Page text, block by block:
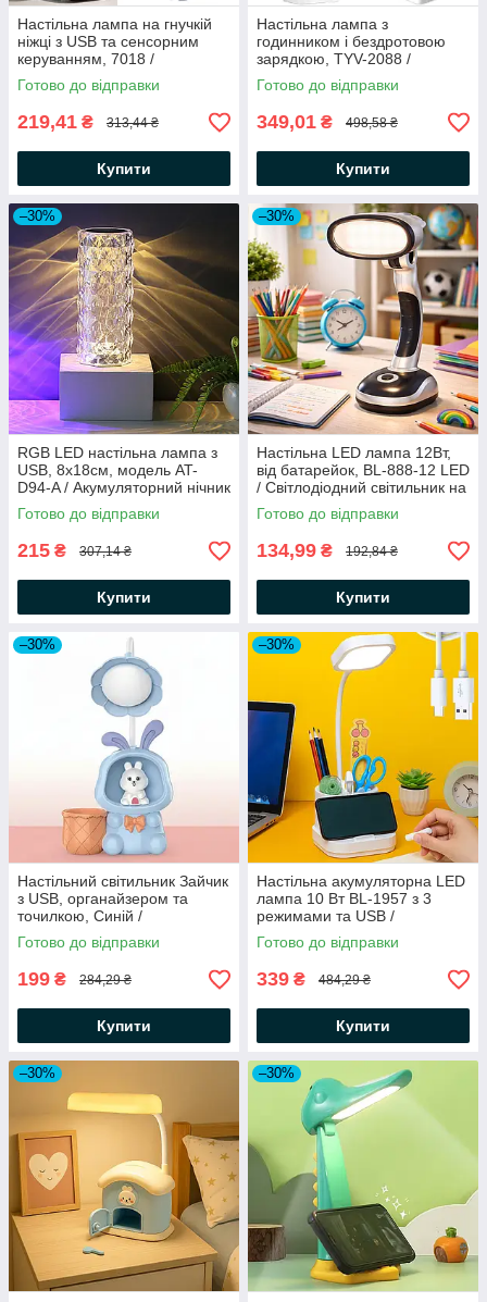
Настільна лампа на гнучкій
ніжці з USB та сенсорним
керуванням, 7018 /
Світлодіодна лампа / Лед
лампа
Готово до відправки
219,41 ₴ 313,44 ₴
Купити
Настільна лампа з
годинником і бездротовою
зарядкою, TYV-2088 /
Складна лампа сенсорна /
Світлодіодна лампа
Готово до відправки
349,01 ₴ 498,58 ₴
Купити
–30%
RGB LED настільна лампа з
USB, 8х18см, модель AT-
D94-A / Акумуляторний нічник
/ Настільний світильник /
Лампа нічник
Готово до відправки
215 ₴ 307,14 ₴
Купити
–30%
Настільна LED лампа 12Вт,
від батарейок, BL-888-12 LED
/ Світлодіодний світильник на
стіл / Настільний ліхтар
Готово до відправки
134,99 ₴ 192,84 ₴
Купити
–30%
Настільний світильник Зайчик
з USB, органайзером та
точилкою, Синій /
Акумуляторна LED лампа /
Дитячий нічник
Готово до відправки
199 ₴ 284,29 ₴
Купити
–30%
Настільна акумуляторна LED
лампа 10 Вт BL-1957 з 3
режимами та USB /
Світлодіодна лампа на
гнучкій ніжці / LED-лампа
Готово до відправки
339 ₴ 484,29 ₴
Купити
–30% –30%